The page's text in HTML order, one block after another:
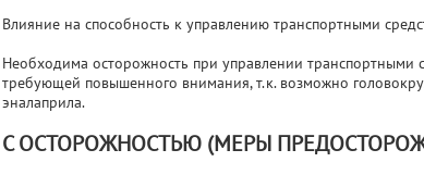
Влияние на способность к управлению транспортными
Необходима осторожность при управлении транспортными
требующей повышенного внимания, т.к. возможно
эналаприла.
С ОСТОРОЖНОСТЬЮ (МЕРЫ